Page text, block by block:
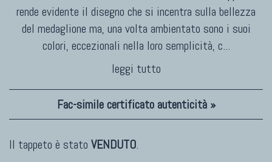
rende evidente il disegno che si incentra sulla bellezza
del medaglione ma, una volta ambientato sono i suoi
colori, eccezionali nella loro semplicità, c...
leggi tutto
Fac-simile certificato autenticità »
Il tappeto è stato VENDUTO.